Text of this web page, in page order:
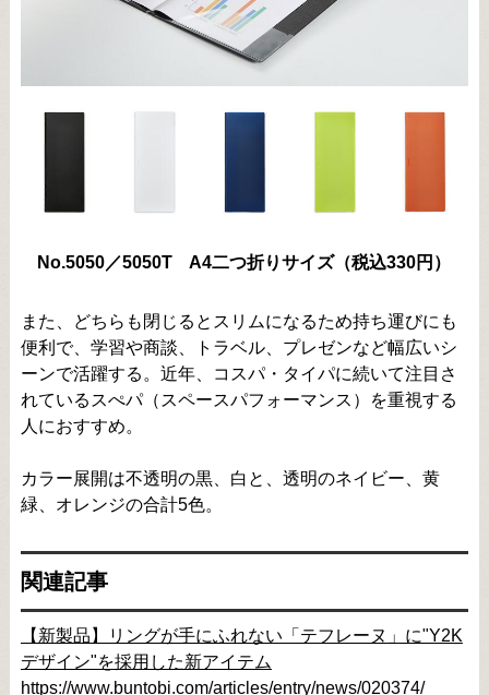
No.5050／5050T A4二つ折りサイズ（税込330円）
また、どちらも閉じるとスリムになるため持ち運びにも
便利で、学習や商談、トラベル、プレゼンなど幅広いシ
ーンで活躍する。近年、コスパ・タイパに続いて注目さ
れているスぺパ（スペースパフォーマンス）を重視する
人におすすめ。
カラー展開は不透明の黒、白と、透明のネイビー、黄
緑、オレンジの合計5色。
関連記事
【新製品】リングが手にふれない「テフレーヌ」に"Y2K
デザイン"を採用した新アイテム
https://www.buntobi.com/articles/entry/news/020374/